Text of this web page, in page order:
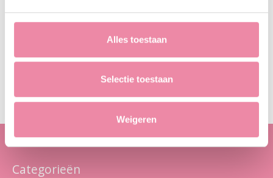
Alles toestaan
Selectie toestaan
Weigeren
Blijf op de hoogte
Maak je geen zorgen, we sturen geen spam
Categorieën